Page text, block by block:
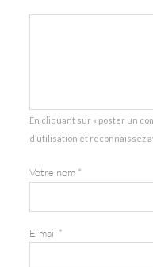
En cliquant sur « poster un
d’utilisation et reconnaissez
Votre nom *
E-mail *